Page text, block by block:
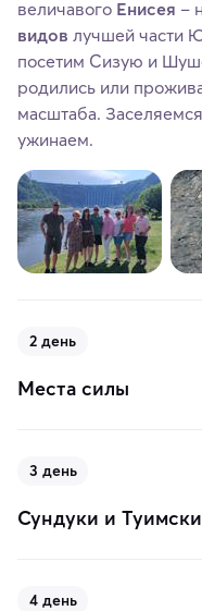
величавого Енисея –
видов лучшей части
посетим Сизую и
родились или
масштаба.
ужинаем.
2 день
Места силы
3 день
Сундуки и
4 день